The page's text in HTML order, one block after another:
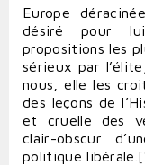
Europe
désiré pour
propositions les
sérieux par
nous, elle les
des leçons de
et cruelle des
clair-obscur
politique libérale.